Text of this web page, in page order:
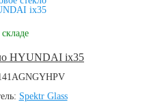
HYUNDAI ix35
Spektr Glass